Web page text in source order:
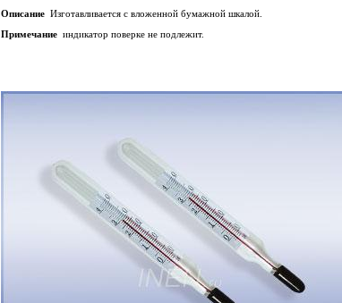
Описание Изготавливается с вложенной бумажной шкалой.
Примечание индикатор поверке не подлежит.